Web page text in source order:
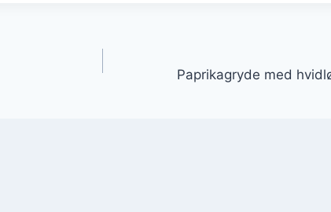
Paprikagryde med